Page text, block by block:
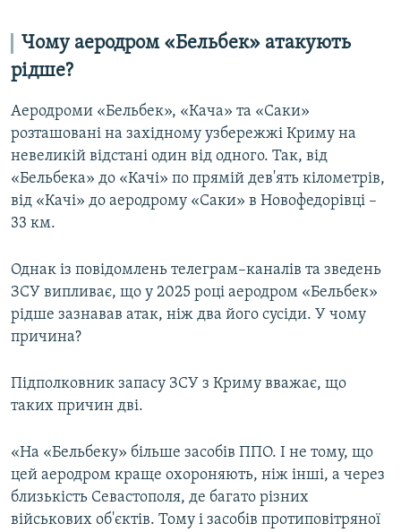
Чому аеродром «Бельбек» атакують
рідше?
Аеродроми «Бельбек», «Кача» та «Саки»
розташовані на західному узбережжі Криму на
невеликій відстані один від одного. Так, від
«Бельбека» до «Качі» по прямій дев'ять кілометрів,
від «Качі» до аеродрому «Саки» в Новофедорівці –
33 км.
Однак із повідомлень телеграм–каналів та зведень
ЗСУ випливає, що у 2025 році аеродром «Бельбек»
рідше зазнавав атак, ніж два його сусіди. У чому
причина?
Підполковник запасу ЗСУ з Криму вважає, що
таких причин дві.
«На «Бельбеку» більше засобів ППО. І не тому, що
цей аеродром краще охороняють, ніж інші, а через
близькість Севастополя, де багато різних
військових об'єктів. Тому і засобів протиповітряної